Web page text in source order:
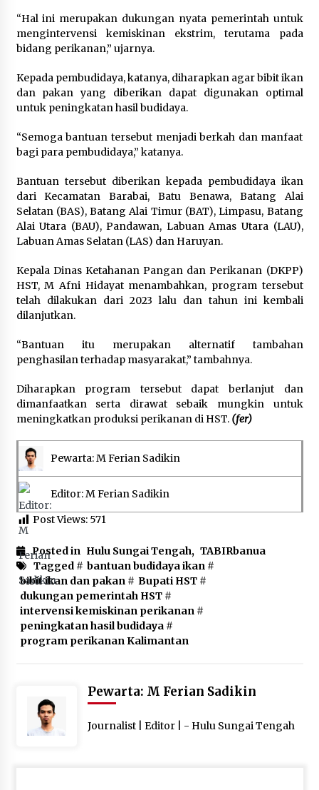
Kejari HST Musnahkan Barang Bukti 27 Perkara
Inkracht van Gewisjde
Agustus 4, 2026
Pelajar di HST Musnahkan Barang Bukti
Kejaksaan, Ada Apa?
Agustus 4, 2026
“Hal ini merupakan dukungan nyata pemerintah untuk
mengintervensi kemiskinan ekstrim, terutama pada
bidang perikanan,” ujarnya.
Kepada pembudidaya, katanya, diharapkan agar bibit ikan
dan pakan yang diberikan dapat digunakan optimal
untuk peningkatan hasil budidaya.
“Semoga bantuan tersebut menjadi berkah dan manfaat
bagi para pembudidaya,” katanya.
Bantuan tersebut diberikan kepada pembudidaya ikan
dari Kecamatan Barabai, Batu Benawa, Batang Alai
Selatan (BAS), Batang Alai Timur (BAT), Limpasu, Batang
Alai Utara (BAU), Pandawan, Labuan Amas Utara (LAU),
Labuan Amas Selatan (LAS) dan Haruyan.
Kepala Dinas Ketahanan Pangan dan Perikanan (DKPP)
HST, M Afni Hidayat menambahkan, program tersebut
telah dilakukan dari 2023 lalu dan tahun ini kembali
dilanjutkan.
“Bantuan itu merupakan alternatif tambahan
penghasilan terhadap masyarakat,” tambahnya.
Diharapkan program tersebut dapat berlanjut dan
dimanfaatkan serta dirawat sebaik mungkin untuk
meningkatkan produksi perikanan di HST. (fer)
Pewarta: M Ferian Sadikin
Editor: M Ferian Sadikin
Post Views: 571
Posted in Hulu Sungai Tengah, TABIRbanua
Tagged # bantuan budidaya ikan #
bibit ikan dan pakan # Bupati HST#
dukungan pemerintah HST#
intervensi kemiskinan perikanan #
peningkatan hasil budidaya#
program perikanan Kalimantan
Pewarta: M Ferian Sadikin
Journalist | Editor | - Hulu Sungai Tengah